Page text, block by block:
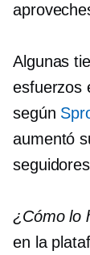
Algunas
esfuerzos
según
aumentó
¿Cómo lo
en la